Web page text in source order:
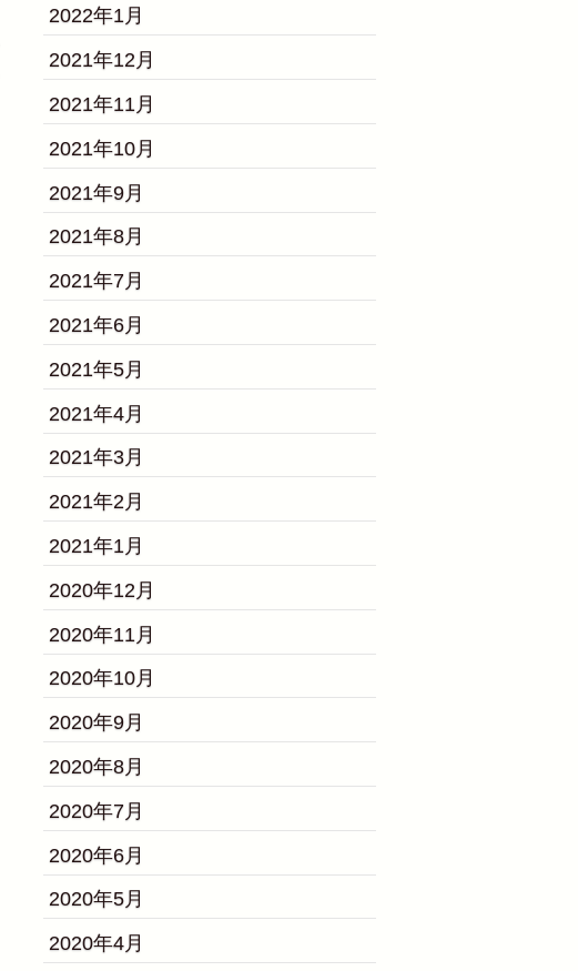
2022年1月
2021年12月
2021年11月
2021年10月
2021年9月
2021年8月
2021年7月
2021年6月
2021年5月
2021年4月
2021年3月
2021年2月
2021年1月
2020年12月
2020年11月
2020年10月
2020年9月
2020年8月
2020年7月
2020年6月
2020年5月
2020年4月